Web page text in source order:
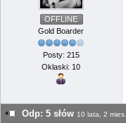
OFFLINE
Gold Boarder
Posty: 215
Oklaski: 10
Odp: 5 słów 10 lata, 2